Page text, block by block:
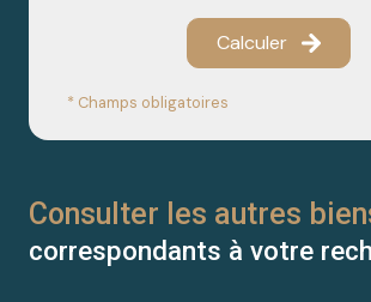
Calculer
* Champs obligatoires
Consulter les autres
correspondants à votre